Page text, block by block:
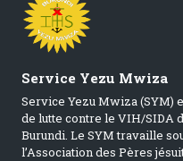
Service Yezu Mwiza
Service Yezu Mwiza (SYM)
de lutte contre le VIH/SIDA
Burundi. Le SYM travaille
l’Association des Pères